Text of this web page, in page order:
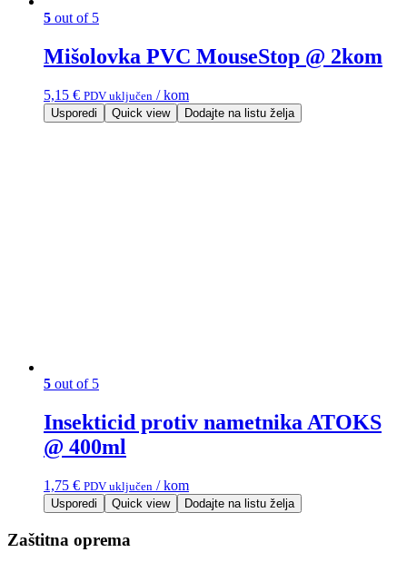
5 out of 5
Mišolovka PVC MouseStop @ 2kom
5,15 € PDV uključen / kom
Usporedi Quick view Dodajte na listu želja
5 out of 5
Insekticid protiv nametnika ATOKS
@ 400ml
1,75 € PDV uključen / kom
Usporedi Quick view Dodajte na listu želja
Zaštitna oprema